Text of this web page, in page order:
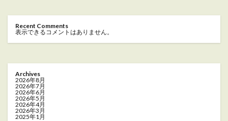
Recent Comments
表示できるコメントはありません。
Archives
2026年8月
2026年7月
2026年6月
2026年5月
2026年4月
2026年3月
2025年1月